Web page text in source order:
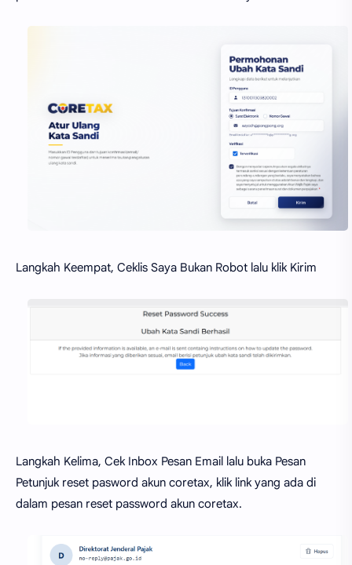
Langkah Keempat, Ceklis Saya Bukan Robot lalu klik Kirim
Langkah Kelima, Cek Inbox Pesan Email lalu buka Pesan
Petunjuk reset pasword akun coretax, klik link yang ada di
dalam pesan reset password akun coretax.